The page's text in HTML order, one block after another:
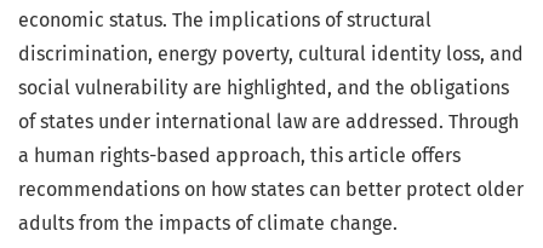
economic status. The implications of structural
discrimination, energy poverty, cultural identity loss, and
social vulnerability are highlighted, and the obligations
of states under international law are addressed. Through
a human rights-based approach, this article offers
recommendations on how states can better protect older
adults from the impacts of climate change.